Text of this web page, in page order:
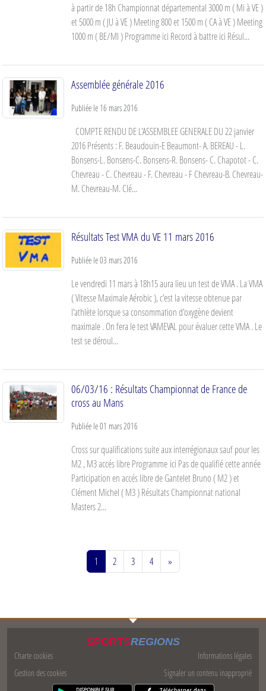
à partir de 18h Championnat départemental 3000 m ( Mi à VE )
et 5000 m ( JU à VE ) Meeting 800 et 1500 m ( CA à VE ) Meeting
1000 m ( BE/MI ) Programme ici Record à battre ici Résul...
Assemblée générale 2016
Publiée le 16 mars 2016
COMPTE RENDU DE L'ASSEMBLEE GENERALE DU 22 janvier
2016 Présents : F. Beaudouin-E Beaumont- A. BEREAU - L.
Bonsens-L. Bonsens-C. Bonsens-R. Bonsens- C. Chapotot - C.
Chevreau - C. Chevreau - F. Chevreau - F Chevreau-B. Chevreau-
M. Chevreau-M. Clé...
Résultats Test VMA du VE 11 mars 2016
Publiée le03 mars 2016
Le vendredi 11 mars à 18h15 aura lieu un test de VMA . La VMA
( Vitesse Maximale Aérobic ), c'est la vitesse obtenue par
l'athlète lorsque sa consommation d'oxygène devient
maximale . On fera le test VAMEVAL pour évaluer cette VMA . Le
test se déroul...
06/03/16 : Résultats Championnat de France de
cross au Mans
Publiée le01 mars 2016
Cross sur qualifications suite aux interrégionaux sauf pour les
M2 , M3 accés libre Programme ici Pas de qualifié cette année
Participation en accés libre de Gantelet Bruno ( M2 ) et
Clément Michel ( M3 ) Résultats Championnat national
Masters 2...
1 2 3 4 »
SPORTSREGIONS
Charte cookies
Gestion des cookies
Informations légales
Signaler un contenu inapproprié